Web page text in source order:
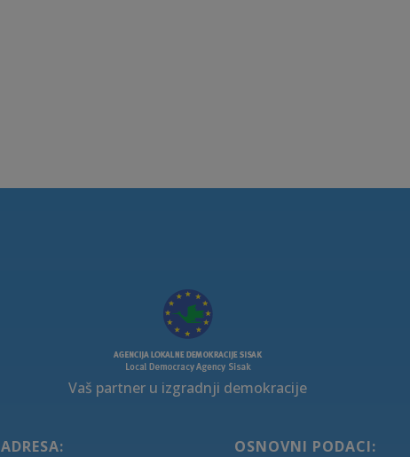
Vaš partner u izgradnji demokracije
ADRESA: OSNOVNI PODACI: